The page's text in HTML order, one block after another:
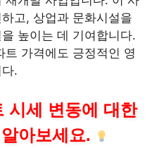
고, 상업과 문화시설을
높이는 데 기여합니다.
가격에도 긍정적인 영
.
시세 변동에 대한
아보세요.